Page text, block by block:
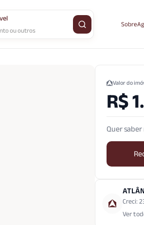
ou outros Buscar imóvelSobre
Valor do
R$
Quer
Creci:
Ver